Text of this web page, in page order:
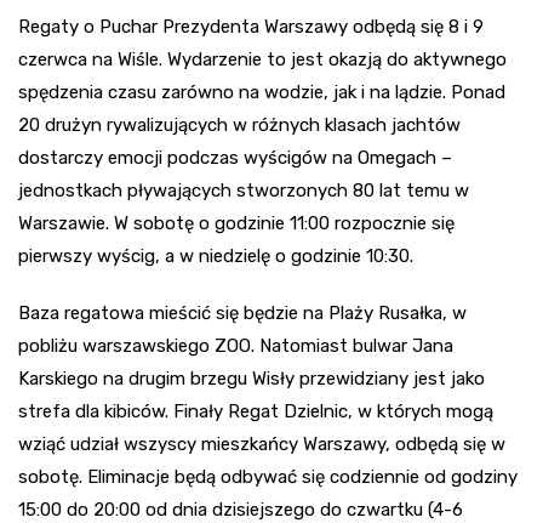
Regaty o Puchar Prezydenta Warszawy odbędą się 8 i 9
czerwca na Wiśle. Wydarzenie to jest okazją do aktywnego
spędzenia czasu zarówno na wodzie, jak i na lądzie. Ponad
20 drużyn rywalizujących w różnych klasach jachtów
dostarczy emocji podczas wyścigów na Omegach –
jednostkach pływających stworzonych 80 lat temu w
Warszawie. W sobotę o godzinie 11:00 rozpocznie się
pierwszy wyścig, a w niedzielę o godzinie 10:30.
Baza regatowa mieścić się będzie na Plaży Rusałka, w
pobliżu warszawskiego ZOO. Natomiast bulwar Jana
Karskiego na drugim brzegu Wisły przewidziany jest jako
strefa dla kibiców. Finały Regat Dzielnic, w których mogą
wziąć udział wszyscy mieszkańcy Warszawy, odbędą się w
sobotę. Eliminacje będą odbywać się codziennie od godziny
15:00 do 20:00 od dnia dzisiejszego do czwartku (4-6